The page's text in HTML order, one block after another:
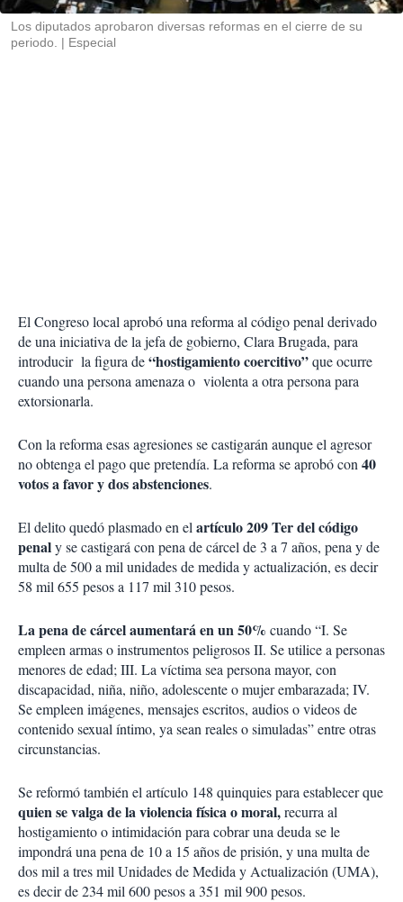
r
Los diputados aprobaron diversas reformas en el cierre de su
periodo.
Especial
El Congreso local aprobó una reforma al código penal derivado
de una iniciativa de la jefa de gobierno, Clara Brugada, para
introducir la figura de“hostigamiento coercitivo”que ocurre
cuando una persona amenaza o violenta a otra persona para
extorsionarla.
Con la reforma esas agresiones se castigarán aunque el agresor
no obtenga el pago que pretendía. La reforma se aprobó con40
votos a favor y dos abstenciones.
El delito quedó plasmado en elartículo 209 Ter del código
penaly se castigará con pena de cárcel de 3 a 7 años, pena y de
multa de 500 a mil unidades de medida y actualización, es decir
58 mil 655 pesos a 117 mil 310 pesos.
La pena de cárcel aumentará en un 50% cuando “I. Se
empleen armas o instrumentos peligrosos II. Se utilice a personas
menores de edad; III. La víctima sea persona mayor, con
discapacidad, niña, niño, adolescente o mujer embarazada; IV.
Se empleen imágenes, mensajes escritos, audios o videos de
contenido sexual íntimo, ya sean reales o simuladas” entre otras
circunstancias.
Se reformó también el artículo 148 quinquies para establecer que
quien se valga de la violencia física o moral,recurra al
hostigamiento o intimidación para cobrar una deuda se le
impondrá una pena de 10 a 15 años de prisión, y una multa de
dos mil a tres mil Unidades de Medida y Actualización (UMA),
es decir de 234 mil 600 pesos a 351 mil 900 pesos.